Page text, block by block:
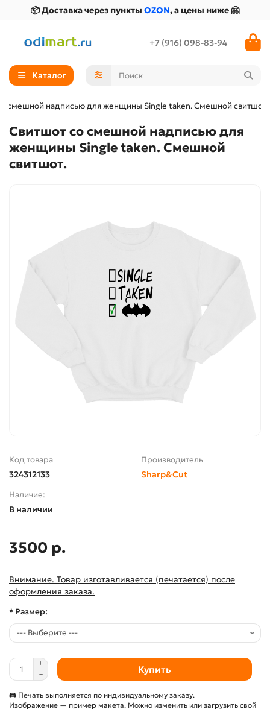
📦 Доставка через пункты OZON, а цены ниже 🤗
+7 (916) 098-83-94
Каталог
смешной надписью для женщины Single taken. Смешной свитшот.
Свитшот со смешной надписью для
женщины Single taken. Смешной
свитшот.
Код товара
324312133
Производитель
Sharp&Cut
Наличие:
В наличии
3500 р.
Внимание. Товар изготавливается (печатается) после
оформления заказа.
* Размер:
Купить
🖨 Печать выполняется по индивидуальному заказу.
Изображение — пример макета. Можно изменить или загрузить свой